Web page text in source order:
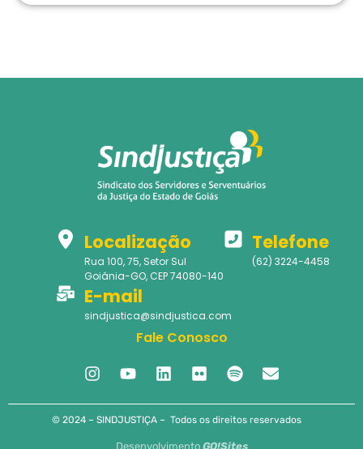
Localização
Rua 100, 75, Setor Sul
Goiânia-GO, CEP 74080-140
Telefone
(62) 3224-4458
E-mail
sindjustica@sindjustica.com
Fale Conosco
© 2024 – SINDJUSTIÇA – Todos os direitos reservados
Desenvolvimento GO!Sites